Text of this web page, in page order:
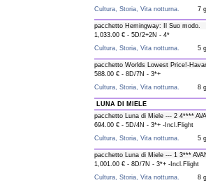
Cultura, Storia, Vita notturna.
7
pacchetto Hemingway: Il Suo modo.
1,033.00 € - 5D/2+2N - 4*
Cultura, Storia, Vita notturna.
5
pacchetto Worlds Lowest Price!-
588.00 € - 8D/7N - 3*+
Cultura, Storia, Vita notturna.
8
LUNA DI MIELE
pacchetto Luna di Miele --- 2 4****
694.00 € - 5D/4N - 3*+ -Incl.Flight
Cultura, Storia, Vita notturna.
5
pacchetto Luna di Miele --- 1 3***
1,001.00 € - 8D/7N - 3*+ -Incl.Flight
Cultura, Storia, Vita notturna.
8